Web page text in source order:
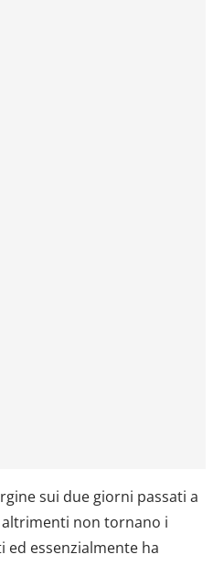
sui due giorni passati a
non tornano i
ed essenzialmente ha